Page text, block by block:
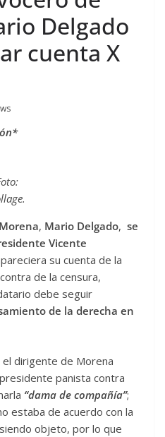
Delgado
cuenta X
Morena, Mario Delgado, se
Vicente
su cuenta de la
de la censura,
debe seguir
de la derecha en
el dirigente de Morena
panista contra
“dama de compañía”;
estaba de acuerdo con la
objeto, por lo que